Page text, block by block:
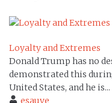
Loyalty and Extremes
Donald Trump has no
demonstrated this
United States, and he is...
esauve